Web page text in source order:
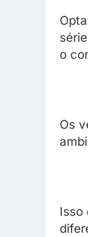
o
Os
Isso